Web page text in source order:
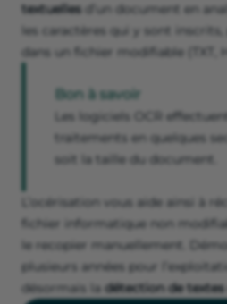
textuelles d’un document en
les caractères qui y sont
dans un fichier modifiable (TXT,
Bon à savoir
Les logiciels OCR
traitements en quelques
soit la taille du document.
L’océrisation vous aide ainsi à
fichier informatique non
le recopier manuellement.
plusieurs années pour
désormais la détection de